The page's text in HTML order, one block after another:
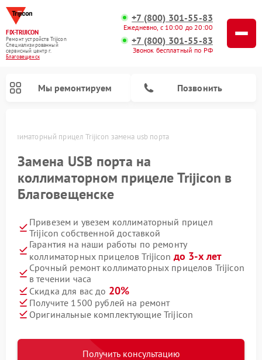
FIX-TRIJICON
Ремонт устройств Trijicon
Специализированный
cервисный центр г.
Благовещенск
+7 (800) 301-55-83
Ежедневно, с 10:00 до 20:00
+7 (800) 301-55-83
Звонок бесплатный по РФ
Мы ремонтируем Позвонить
Коллиматорный прицел Trijicon замена usb порта
Замена USB порта на
коллиматорном прицеле Trijicon в
Благовещенске
Привезем и увезем коллиматорный прицел
Trijicon собственной доставкой
Гарантия на наши работы по ремонту
коллиматорных прицелов Trijicon до 3-х лет
Срочный ремонт коллиматорных прицелов Trijicon
в течении часа
Скидка для вас до 20%
Получите 1500 рублей на ремонт
Оригинальные комплектующие Trijicon
Получить консультацию